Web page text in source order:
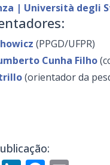
| Università degli
(PPGD/UFPR)
Cunha Filho
(orientador da